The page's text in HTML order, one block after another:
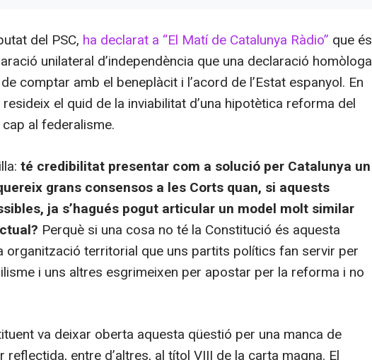
del PSC, ha declarat a “El Matí de Catalunya Ràdio” que és
unilateral d’independència que una declaració homòloga
comptar amb el beneplàcit i l’acord de l’Estat espanyol. En
el quid de la inviabilitat d’una hipotètica reforma del
al federalisme.
té credibilitat presentar com a solució per Catalunya un
grans consensos a les Corts quan, si aquests
ja s’hagués pogut articular un model molt similar
Perquè si una cosa no té la Constitució és aquesta
organització territorial que uns partits polítics fan servir per
i uns altres esgrimeixen per apostar per la reforma i no
va deixar oberta aquesta qüestió per una manca de
reflectida, entre d’altres, al títol VIII de la carta magna. El